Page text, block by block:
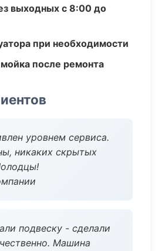
выходных с 8:00 до
при необходимости
после ремонта
уровнем сервиса.
никаких скрытых
подвеску - сделали
Машина